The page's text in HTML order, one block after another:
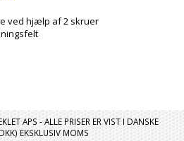
ved hjælp af 2 skruer
APS - ALLE PRISER ER VIST I DANSKE
EKSKLUSIV MOMS